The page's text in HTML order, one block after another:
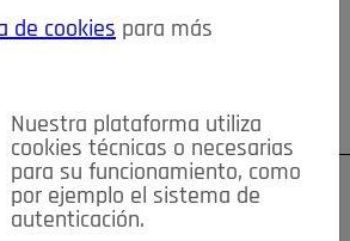
MIS ANUNCIOS CONTACTO
¿Olvidó su contraseña?
de cookies para más
Nuestra plataforma utiliza
cookies técnicas o necesarias
para su funcionamiento, como
por ejemplo el sistema de
autenticación.